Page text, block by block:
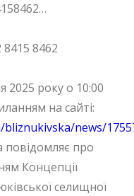
8415 8462
2025 року о 10:00
на сайті:
news/
повідомляє про
Концепції
селищної